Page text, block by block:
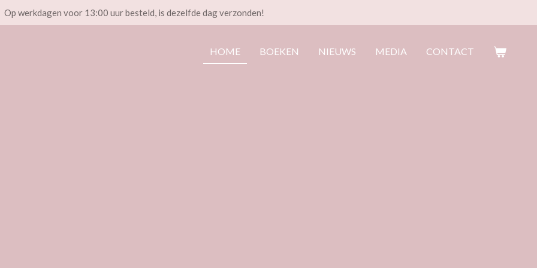
Op werkdagen voor 13:00 uur besteld, is dezelfde dag verzonden!
HOME BOEKEN NIEUWS MEDIA CONTACT